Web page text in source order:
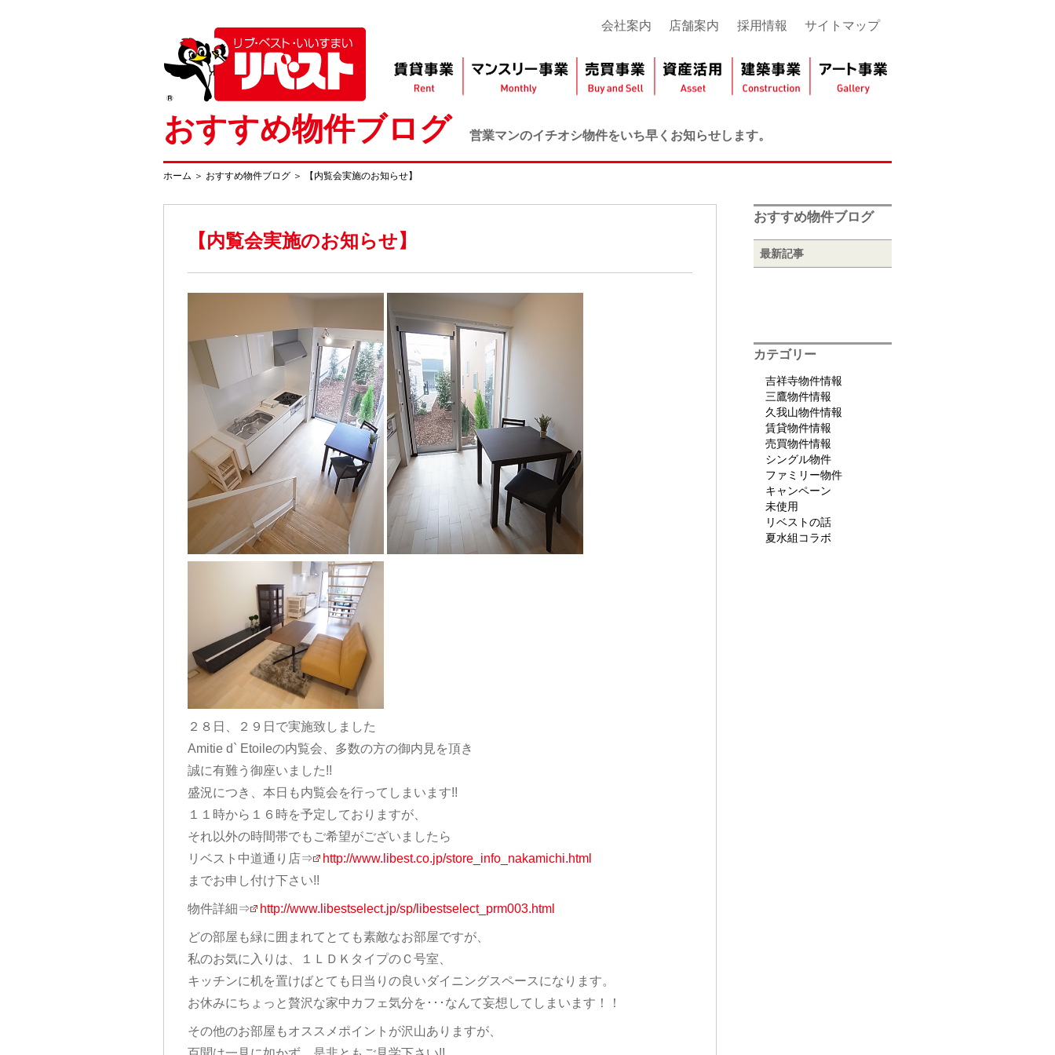
会社案内 店舗案内 採用情報 サイトマップ
おすすめ物件ブログ 営業マンのイチオシ物件をいち早くお知らせします。
ホーム ＞ おすすめ物件ブログ ＞ 【内覧会実施のお知らせ】
【内覧会実施のお知らせ】
２８日、２９日で実施致しました
Amitie d` Etoileの内覧会、多数の方の御内見を頂き
誠に有難う御座いました!!
盛況につき、本日も内覧会を行ってしまいます!!
１１時から１６時を予定しておりますが、
それ以外の時間帯でもご希望がございましたら
リベスト中道通り店⇒
http://www.libest.co.jp/store_info_nakamichi.html
までお申し付け下さい!!
物件詳細⇒ http://www.libestselect.jp/sp/libestselect_prm003.html
どの部屋も緑に囲まれてとても素敵なお部屋ですが、
私のお気に入りは、１ＬＤＫタイプのＣ号室、
キッチンに机を置けばとても日当りの良いダイニングスペースになります。
お休みにちょっと贅沢な家中カフェ気分を･･･なんて妄想してしまいます！！
その他のお部屋もオススメポイントが沢山ありますが、
おすすめ物件ブログ
最新記事
カテゴリー
吉祥寺物件情報
三鷹物件情報
久我山物件情報
賃貸物件情報
売買物件情報
シングル物件
ファミリー物件
キャンペーン
未使用
リベストの話
夏水組コラボ